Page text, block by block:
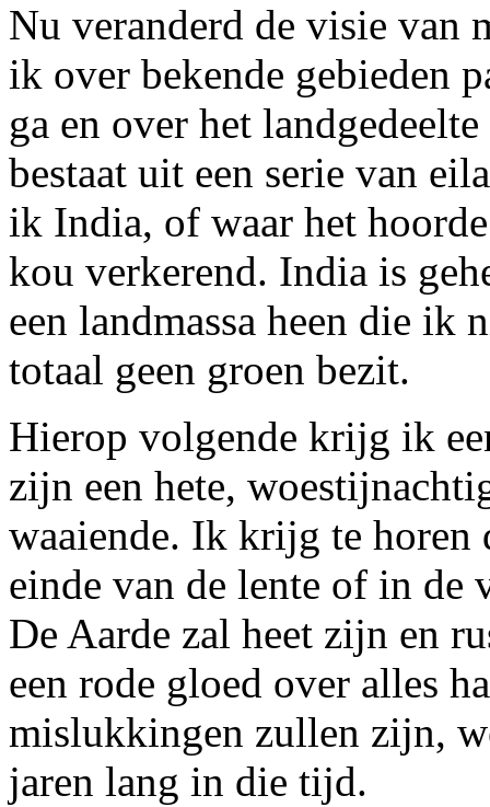
Nu veranderd de visie van
ik over bekende gebieden
ga en over het
bestaat uit een serie van
ik India, of waar het
kou verkerend. India is
een landmassa heen die ik
totaal geen groen bezit.
Hierop volgende krijg ik
zijn een hete,
waaiende. Ik krijg te horen
einde van de lente of in de
De Aarde zal heet zijn en
een rode gloed over alles
mislukkingen zullen zijn,
jaren lang in die tijd.